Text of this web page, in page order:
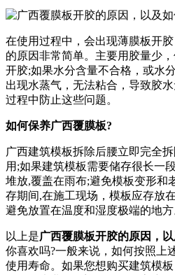
在使用过程中，会出现薄膜板开
的原因非常简单。主要用胶量少
开胶;如果水分含量不合格，或水
出现水蒸气，无法粘合，导致胶
过程中防止这些问题。
如何保养广西覆膜板?
广西建筑模板拆除后腰立即完全
用;如果建筑模板需要储存很长一
堆放,覆盖在雨布;避免模板变形和
存期间,在施工现场，模板应存放
避免放置在温度和湿度极端的地方
以上是广西覆膜板开胶的原因，
你喜欢吗?一般来说，如何按照上
使用寿命。如果您想购买建筑模